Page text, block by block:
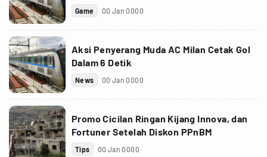
Game 00 Jan 0000
Aksi Penyerang Muda AC Milan Cetak Gol
Dalam 6 Detik
News 00 Jan 0000
Promo Cicilan Ringan Kijang Innova, dan
Fortuner Setelah Diskon PPnBM
Tips 00 Jan 0000